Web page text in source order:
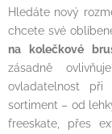
Hledáte nový
chcete své
na kolečkové
zásadně
ovladatelnost
sortiment – od
freeskate, přes